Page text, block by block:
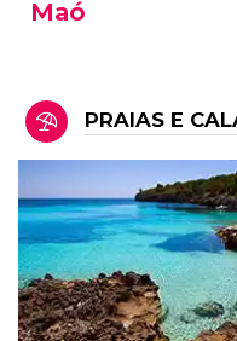
Maó
PRAIAS E